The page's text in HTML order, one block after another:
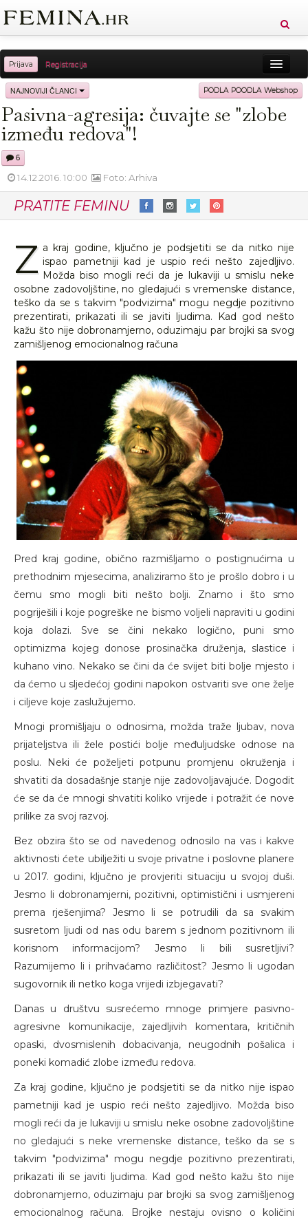
Prijava Registracija
Sreća Zdravlje Vitkost
Moda Ljubav Relax Putovanja Recepti
Proizvodi
NAJNOVIJI ČLANCI PODLA POODLA Webshop
Pasivna-agresija: čuvajte se "zlobe
između redova"!
6
14.12.2016. 10:00 Foto: Arhiva
PRATITE FEMINU
Z a kraj godine, ključno je podsjetiti se da nitko nije
ispao pametniji kad je uspio reći nešto zajedljivo.
Možda biso mogli reći da je lukaviji u smislu neke
osobne zadovoljštine, no gledajući s vremenske distance,
teško da se s takvim "podvizima" mogu negdje pozitivno
prezentirati, prikazati ili se javiti ljudima. Kad god nešto
kažu što nije dobronamjerno, oduzimaju par brojki sa svog
zamišljenog emocionalnog računa
Pred kraj godine, obično razmišljamo o postignućima u
prethodnim mjesecima, analiziramo što je prošlo dobro i u
čemu smo mogli biti nešto bolji. Znamo i što smo
pogriješili i koje pogreške ne bismo voljeli napraviti u godini
koja dolazi. Sve se čini nekako logično, puni smo
optimizma kojeg donose prosinačka druženja, slastice i
kuhano vino. Nekako se čini da će svijet biti bolje mjesto i
da ćemo u sljedećoj godini napokon ostvariti sve one želje
i ciljeve koje zaslužujemo.
Mnogi promišljaju o odnosima, možda traže ljubav, nova
prijateljstva ili žele postići bolje međuljudske odnose na
poslu. Neki će poželjeti potpunu promjenu okruženja i
shvatiti da dosadašnje stanje nije zadovoljavajuće. Dogodit
će se da će mnogi shvatiti koliko vrijede i potražit će nove
prilike za svoj razvoj.
Bez obzira što se od navedenog odnosilo na vas i kakve
aktivnosti ćete ubilježiti u svoje privatne i poslovne planere
u 2017. godini, ključno je provjeriti situaciju u svojoj duši.
Jesmo li dobronamjerni, pozitivni, optimistični i usmjereni
prema rješenjima? Jesmo li se potrudili da sa svakim
susretom ljudi od nas odu barem s jednom pozitivnom ili
korisnom informacijom? Jesmo li bili susretljivi?
Razumijemo li i prihvaćamo različitost? Jesmo li ugodan
sugovornik ili netko koga vrijedi izbjegavati?
Danas u društvu susrećemo mnoge primjere pasivno-
agresivne komunikacije, zajedljivih komentara, kritičnih
opaski, dvosmislenih dobacivanja, neugodnih pošalica i
poneki komadić zlobe između redova.
Za kraj godine, ključno je podsjetiti se da nitko nije ispao
pametniji kad je uspio reći nešto zajedljivo. Možda biso
mogli reći da je lukaviji u smislu neke osobne zadovoljštine
no gledajući s neke vremenske distance, teško da se s
takvim "podvizima" mogu negdje pozitivno prezentirati,
prikazati ili se javiti ljudima. Kad god nešto kažu što nije
dobronamjerno, oduzimaju par brojki sa svog zamišljenog
emocionalnog računa. Brojke nestaju ovisno o količini